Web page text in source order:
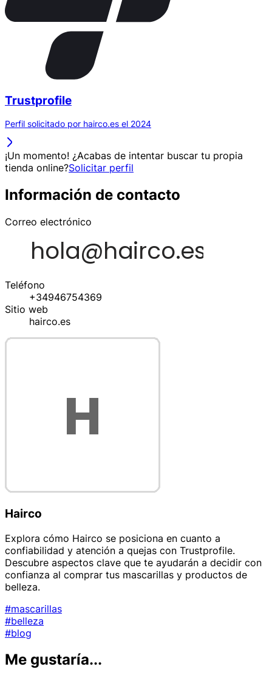
Trustprofile
Perfil solicitado por hairco.es el 2024
¡Un momento! ¿Acabas de intentar buscar tu propia
tienda online?Solicitar perfil
Información de contacto
Correo electrónico
Teléfono
+34946754369
Sitio web
hairco.es
Hairco
Explora cómo Hairco se posiciona en cuanto a
confiabilidad y atención a quejas con Trustprofile.
Descubre aspectos clave que te ayudarán a decidir con
confianza al comprar tus mascarillas y productos de
belleza.
#mascarillas
#belleza
#blog
Me gustaría...